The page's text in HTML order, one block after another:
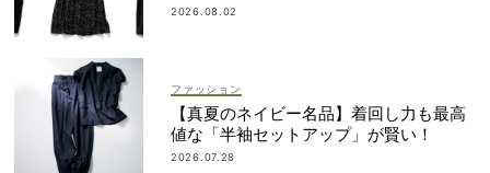
2026.08.02
ファッション
【真夏のネイビー名品】着回し力も最高
値な「半袖セットアップ」が賢い！
2026.07.28